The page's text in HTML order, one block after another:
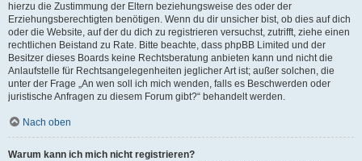
hierzu die Zustimmung der Eltern beziehungsweise des oder der
Erziehungsberechtigten benötigen. Wenn du dir unsicher bist, ob dies auf dich
oder die Website, auf der du dich zu registrieren versuchst, zutrifft, ziehe einen
rechtlichen Beistand zu Rate. Bitte beachte, dass phpBB Limited und der
Besitzer dieses Boards keine Rechtsberatung anbieten kann und nicht die
Anlaufstelle für Rechtsangelegenheiten jeglicher Art ist; außer solchen, die
unter der Frage „An wen soll ich mich wenden, falls es Beschwerden oder
juristische Anfragen zu diesem Forum gibt?“ behandelt werden.
Nach oben
Warum kann ich mich nicht registrieren?